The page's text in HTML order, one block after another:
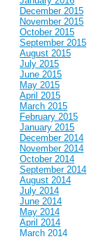
December 2015
November 2015
October 2015
September 2015
August 2015
July 2015
June 2015
May 2015
April 2015
March 2015
February 2015
January 2015
December 2014
November 2014
October 2014
September 2014
August 2014
July 2014
June 2014
May 2014
April 2014
March 2014